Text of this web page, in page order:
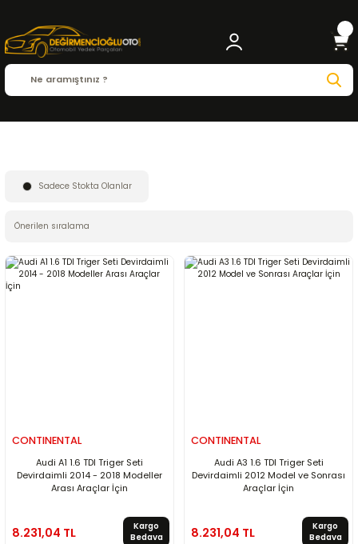
Sadece Stokta Olanlar
CONTINENTAL
Audi A1 1.6 TDI Triger Seti
Devirdaimli 2014 - 2018 Modeller
Arası Araçlar İçin
8.231,04 TL
Kargo
Bedava
CONTINENTAL
Audi A3 1.6 TDI Triger Seti
Devirdaimli 2012 Model ve Sonrası
Araçlar İçin
8.231,04 TL
Kargo
Bedava